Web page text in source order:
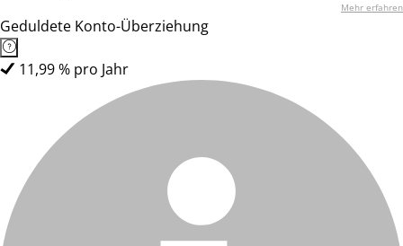
Mehr erfahren
Geduldete Konto-Überziehung
11,99 % pro Jahr